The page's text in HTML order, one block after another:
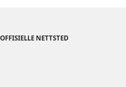
NETTSTED